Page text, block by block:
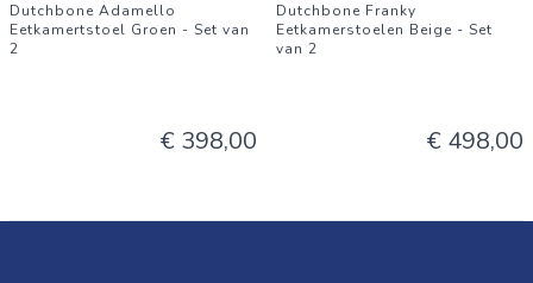
Dutchbone Adamello
Eetkamertstoel Groen - Set van
2
€ 398,00
Dutchbone Franky
Eetkamerstoelen Beige - Set
van 2
€ 498,00